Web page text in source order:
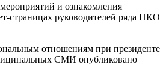
и ознакомления
страницах руководителей ряда НКО
отношениям при президенте
СМИ опубликовано